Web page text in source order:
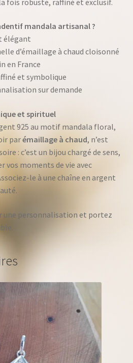
mandala artisanal ?
élégant
d’émaillage à chaud cloisonné
en France
et symbolique
sur demande
et spirituel
925 au motif mandala floral,
parémaillage à chaud, n’est
: c’est un bijou chargé de sens,
vos moments de vie avec
le à une chaîne en argent
une personnalisation et portez